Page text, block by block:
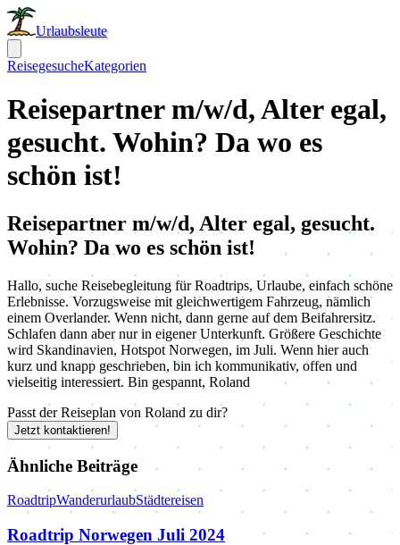
Urlaubsleute
ReisegesucheKategorien
Reisepartner m/w/d, Alter egal,
gesucht. Wohin? Da wo es
schön ist!
Reisepartner m/w/d, Alter egal, gesucht.
Wohin? Da wo es schön ist!
Hallo, suche Reisebegleitung für Roadtrips, Urlaube, einfach schöne
Erlebnisse. Vorzugsweise mit gleichwertigem Fahrzeug, nämlich
einem Overlander. Wenn nicht, dann gerne auf dem Beifahrersitz.
Schlafen dann aber nur in eigener Unterkunft. Größere Geschichte
wird Skandinavien, Hotspot Norwegen, im Juli. Wenn hier auch
kurz und knapp geschrieben, bin ich kommunikativ, offen und
vielseitig interessiert. Bin gespannt, Roland
Passt der Reiseplan von Roland zu dir?
Jetzt kontaktieren!
Ähnliche Beiträge
RoadtripWanderurlaubStädtereisen
Roadtrip Norwegen Juli 2024